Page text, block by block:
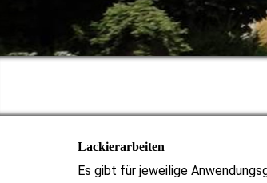
Lackierarbeiten
Es gibt für jeweilige